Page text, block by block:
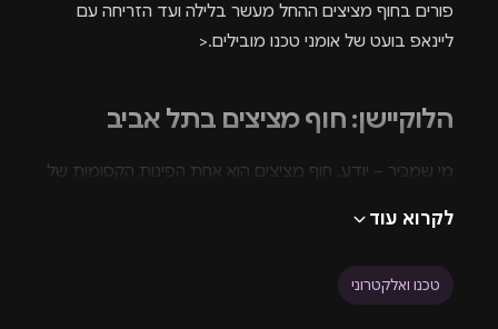
פורים בחוף מציצים ההחל מעשר בלילה ועד הזריחה עם
ליינאפ בועט של אומני טכנו מובילים.<
הלוקיישן: חוף מציצים בתל אביב
מי שמכיר – יודע. חוף מציצים הוא אחת הפינות הקסומות של
ספורים מההמולה העירונית, החוף מציע מרחב פתוח, בריזה
השמש, החול, הים והאווירה – כל אלו יתחברו יחדיו ליצירת
לקרוא עוד
טכנו ואלקטרוני